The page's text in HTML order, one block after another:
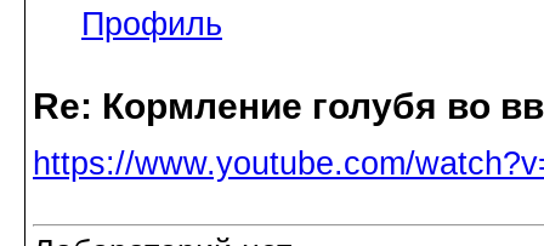
Профиль
Re: Кормление голубя во
https://www.youtube.com/